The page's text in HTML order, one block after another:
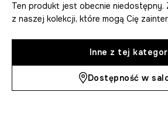
Ten produkt jest obecnie niedostępny.
z naszej kolekcji, które mogą Cię
Inne z tej
Dostępność w